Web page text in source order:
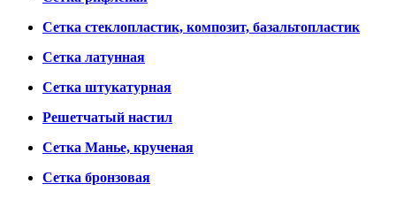
Сетка стеклопластик, композит, базальтопластик
Сетка латунная
Сетка штукатурная
Решетчатый настил
Сетка Манье, крученая
Сетка бронзовая